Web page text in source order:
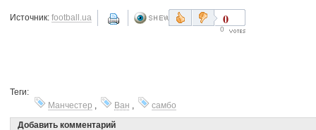
Источник: football.ua 0
0
Теги:
Манчестер , Ван ,
самбо
Добавить комментарий